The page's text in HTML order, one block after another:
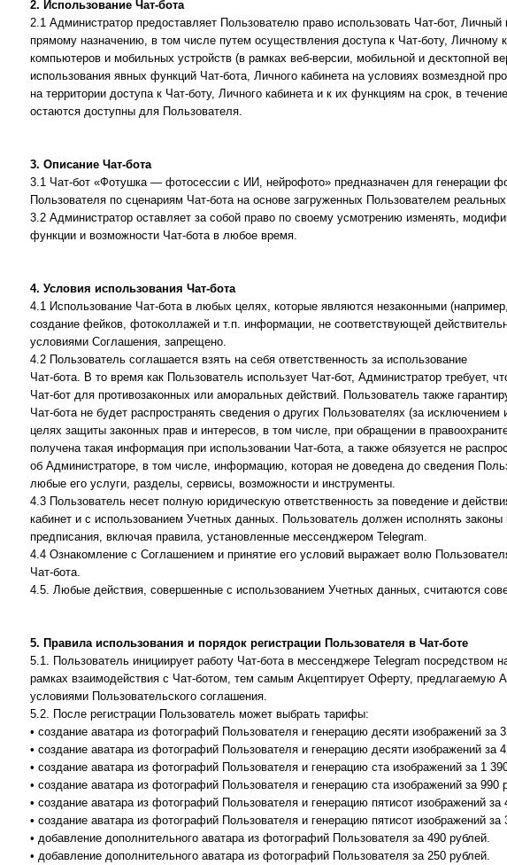
2. Использование Чат-бота
2.1 Администратор предоставляет Пользователю право использовать Чат-бот, Личный
прямому назначению, в том числе путем осуществления доступа к Чат-боту, Личному
компьютеров и мобильных устройств (в рамках веб-версии, мобильной и десктопной
использования явных функций Чат-бота, Личного кабинета на условиях возмездной
на территории доступа к Чат-боту, Личного кабинета и к их функциям на срок, в
остаются доступны для Пользователя.
3. Описание Чат-бота
3.1 Чат-бот «Фотушка — фотосессии с ИИ, нейрофото» предназначен для генерации
Пользователя по сценариям Чат-бота на основе загруженных Пользователем
3.2 Администратор оставляет за собой право по своему усмотрению изменять,
функции и возможности Чат-бота в любое время.
4. Условия использования Чат-бота
4.1 Использование Чат-бота в любых целях, которые являются незаконными
создание фейков, фотоколлажей и т.п. информации, не соответствующей
условиями Соглашения, запрещено.
4.2 Пользователь соглашается взять на себя ответственность за использование
Чат-бота. В то время как Пользователь использует Чат-бот, Администратор требует,
Чат-бот для противозаконных или аморальных действий. Пользователь также
Чат-бота не будет распространять сведения о других Пользователях (за
целях защиты законных прав и интересов, в том числе, при обращении в
получена такая информация при использовании Чат-бота, а также обязуется не
об Администраторе, в том числе, информацию, которая не доведена до сведения
любые его услуги, разделы, сервисы, возможности и инструменты.
4.3 Пользователь несет полную юридическую ответственность за поведение и
кабинет и с использованием Учетных данных. Пользователь должен исполнять
предписания, включая правила, установленные мессенджером Telegram.
4.4 Ознакомление с Соглашением и принятие его условий выражает волю
Чат-бота.
4.5. Любые действия, совершенные с использованием Учетных данных, считаются
5. Правила использования и порядок регистрации Пользователя в Чат-боте
5.1. Пользователь инициирует работу Чат-бота в мессенджере Telegram посредством
рамках взаимодействия с Чат-ботом, тем самым Акцептирует Оферту, предлагаемую
условиями Пользовательского соглашения.
5.2. После регистрации Пользователь может выбрать тарифы:
• создание аватара из фотографий Пользователя и генерацию десяти изображений за
• создание аватара из фотографий Пользователя и генерацию десяти изображений за
• создание аватара из фотографий Пользователя и генерацию ста изображений за 1
• создание аватара из фотографий Пользователя и генерацию ста изображений за 990
• создание аватара из фотографий Пользователя и генерацию пятисот изображений за
• создание аватара из фотографий Пользователя и генерацию пятисот изображений за
• добавление дополнительного аватара из фотографий Пользователя за 490 рублей.
• добавление дополнительного аватара из фотографий Пользователя за 250 рублей.